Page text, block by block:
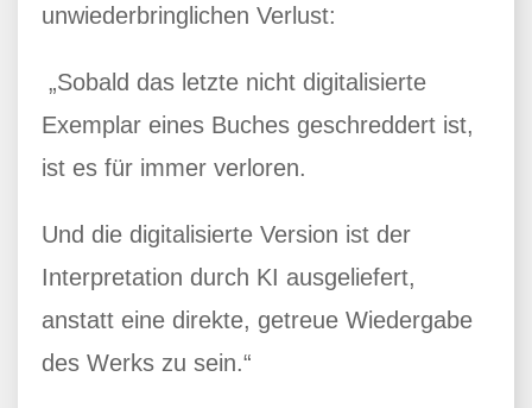
unwiederbringlichen Verlust:
„Sobald das letzte nicht digitalisierte
Exemplar eines Buches geschreddert ist,
ist es für immer verloren.
Und die digitalisierte Version ist der
Interpretation durch KI ausgeliefert,
anstatt eine direkte, getreue Wiedergabe
des Werks zu sein.“